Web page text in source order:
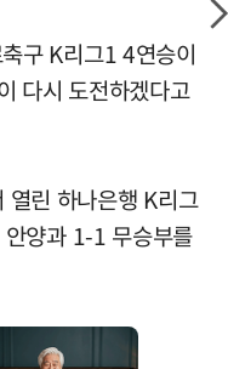
구 K리그1 4연승이
다시 도전하겠다고
린 하나은행 K리그
양과 1-1 무승부를